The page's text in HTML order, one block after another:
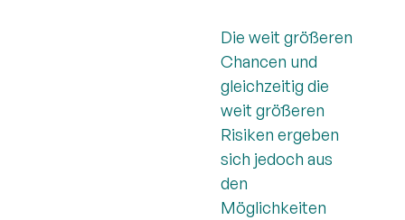
Die weit größeren
Chancen und
gleichzeitig die
weit größeren
Risiken ergeben
sich jedoch aus
den
Möglichkeiten